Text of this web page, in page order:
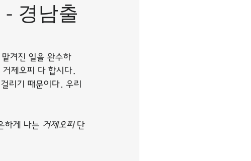
경남출
겨진 일을 완수하
제오피 다 합시다.
리기 때문이다. 우리
하게 나는 거제오피 단